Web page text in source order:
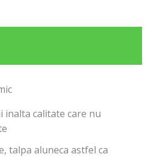
inalta calitate care nu
talpa aluneca astfel ca